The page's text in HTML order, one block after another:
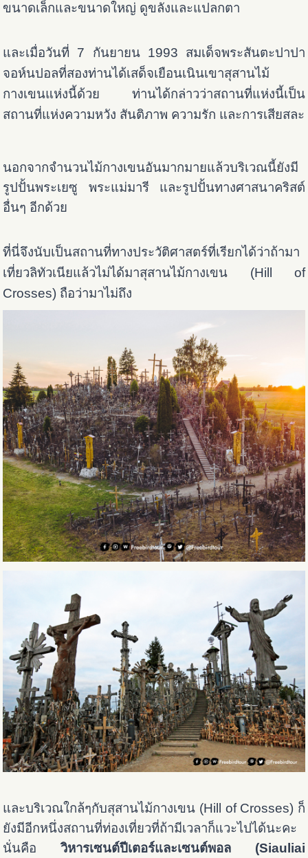
ขนาดเล็กและขนาดใหญ่ ดูขลังและแปลกตา
และเมื่อวันที่ 7 กันยายน 1993 สมเด็จพระสันตะปาปา
จอห์นปอลที่สองท่านได้เสด็จเยือนเนินเขาสุสานไม้
กางเขนแห่งนี้ด้วย ท่านได้กล่าวว่าสถานที่แห่งนี้เป็น
สถานที่แห่งความหวัง สันติภาพ ความรัก และการเสียสละ
นอกจากจำนวนไม้กางเขนอันมากมายแล้วบริเวณนี้ยังมี
รูปปั้นพระเยซู พระแม่มารี และรูปปั้นทางศาสนาคริสต์
อื่นๆ อีกด้วย
ที่นี่จึงนับเป็นสถานที่ทางประวัติศาสตร์ที่เรียกได้ว่าถ้ามา
เที่ยวลิทัวเนียแล้วไม่ได้มาสุสานไม้กางเขน (Hill of
Crosses) ถือว่ามาไม่ถึง
และบริเวณใกล้ๆกับสุสานไม้กางเขน (Hill of Crosses) ก็
ยังมีอีกหนึ่งสถานที่ท่องเที่ยวที่ถ้ามีเวลาก็แวะไปได้นะคะ
นั่นคือวิหารเซนต์ปีเตอร์และเซนต์พอล (Siauliai